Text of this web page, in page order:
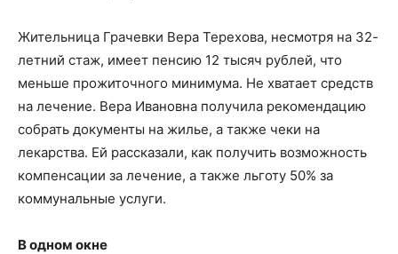
Жительница Грачевки Вера Терехова, несмотря на 32-
летний стаж, имеет пенсию 12 тысяч рублей, что
меньше прожиточного минимума. Не хватает средств
на лечение. Вера Ивановна получила рекомендацию
собрать документы на жилье, а также чеки на
лекарства. Ей рассказали, как получить возможность
компенсации за лечение, а также льготу 50% за
коммунальные услуги.
В одном окне